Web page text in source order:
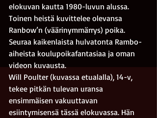
elokuvan kautta 1980-luvun alussa.
Toinen heistä kuvittelee olevansa
Ranbow’n (väärinymmärrys) poika.
Seuraa kaikenlaista hulvatonta Rambo-
aiheista koulupoikafantasiaa ja oman
videon kuvausta.
Will Poulter (kuvassa etualalla), 14-v,
tekee pitkän tulevan uransa
ensimmäisen vakuuttavan
esiintymisensä tässä elokuvassa. Hän